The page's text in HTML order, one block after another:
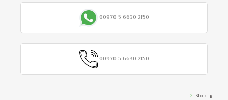
Stock:
2
00970 5 6630 2150
00970 5 6630 2150